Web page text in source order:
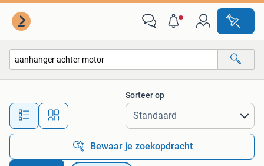
Alle afstanden…
Sorteer op
Bewaar je zoekopdracht